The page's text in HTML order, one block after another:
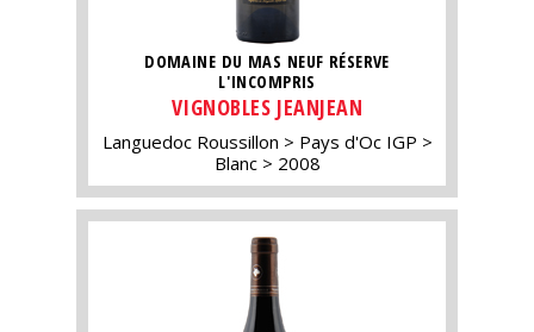
DOMAINE DU MAS NEUF RÉSERVE
L'INCOMPRIS
VIGNOBLES JEANJEAN
Languedoc Roussillon
Pays d'Oc IGP
Blanc
2008